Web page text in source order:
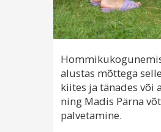
alustas mõttega
kiites ja tänades või
ning Madis Pärna
palvetamine.